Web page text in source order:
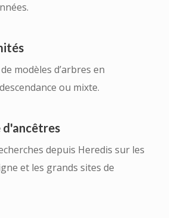
modèles d’arbres en
ou mixte.
d'ancêtres
depuis Heredis sur les
et les grands sites de